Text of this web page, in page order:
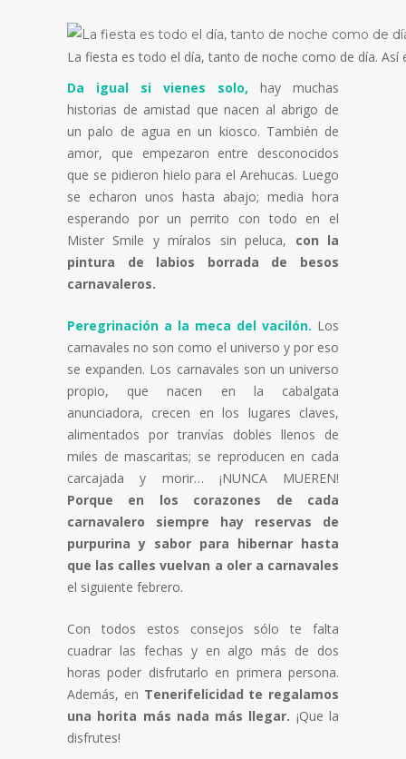
La fiesta es todo el día, tanto de noche como de día. Así
Da igual si vienes solo,
hay muchas
historias de amistad que nacen al abrigo de
un palo de agua en un kiosco. También de
amor, que empezaron entre desconocidos
que se pidieron hielo para el Arehucas. Luego
se echaron unos hasta abajo; media hora
esperando por un perrito con todo en el
Mister Smile y míralos sin peluca, con la
pintura de labios borrada de besos
carnavaleros.
Peregrinación a la meca del vacilón. Los
carnavales no son como el universo y por eso
se expanden. Los carnavales son un universo
propio, que nacen en la cabalgata
anunciadora, crecen en los lugares claves,
alimentados por tranvías dobles llenos de
miles de mascaritas; se reproducen en cada
carcajada y morir… ¡NUNCA MUEREN!
Porque en los corazones de cada
carnavalero siempre hay reservas de
purpurina y sabor para hibernar hasta
que las calles vuelvan a oler a carnavales
el siguiente febrero.
Con todos estos consejos sólo te falta
cuadrar las fechas y en algo más de dos
horas poder disfrutarlo en primera persona.
Además, en Tenerifelicidad te regalamos
una horita más nada más llegar. ¡Que la
disfrutes!